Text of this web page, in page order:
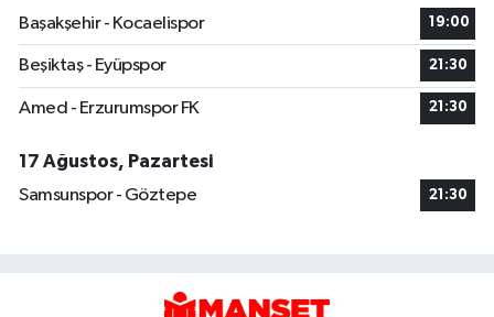
Başakşehir - Kocaelispor
19:00
Beşiktaş - Eyüpspor 21:30
Amed - Erzurumspor FK 21:30
17 Ağustos, Pazartesi
Samsunspor - Göztepe
21:30